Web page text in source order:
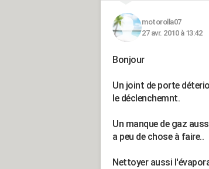
motorolla07
27 avr. 2010 à 13:42
Bonjour
Un joint de porte
le déclenchemnt.
Un manque de gaz
a peu de chose à faire..
Nettoyer aussi